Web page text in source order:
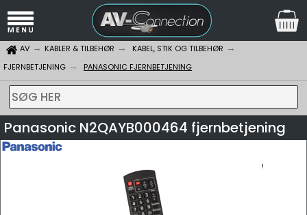
AV KABLER & TILBEHØR
KABEL, STIK OG TILBEHØR
FJERNBETJENING
PANASONIC FJERNBETJENING
SØG HER
Panasonic N2QAYB000464 fjernbetjening